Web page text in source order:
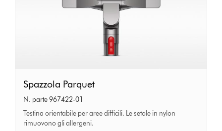
Spazzola
Parquet
Spazzola Parquet
N. parte 967422-01
Testina orientabile per aree difficili. Le setole in nylon
rimuovono gli allergeni.